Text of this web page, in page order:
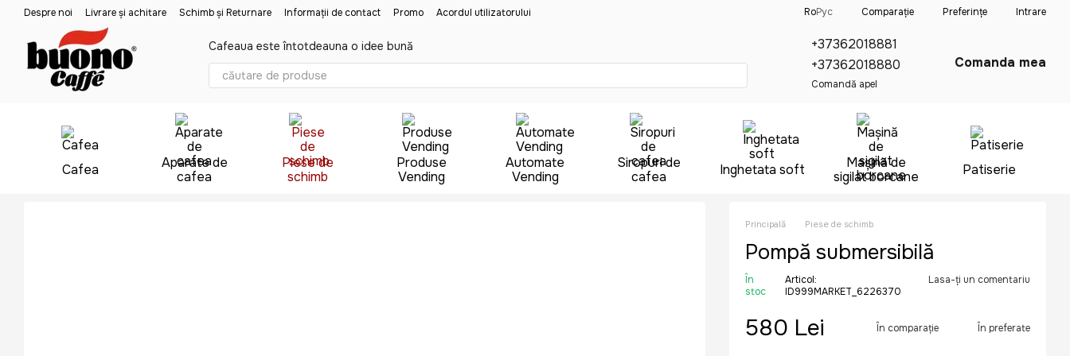
Mergi la conținutul principal
Despre noi Livrare și achitare Schimb și Returnare Informații de contact Promo Acordul utilizatorului RoРус Comparație Preferințe Intrare
Cafeaua este întotdeauna o idee bună
+37362018881
+37362018880
Comandă apel
Comanda mea
Cafea
Aparate de
cafea
Piese de
schimb
Produse
Vending
Automate
Vending
Siropuri de
cafea
Inghetata soft
Mașină de
sigilat borcane
Patiserie
Principală Piese de schimb
Pompă submersibilă
În
stoc
Articol:
ID999MARKET_6226370
Lasa-ți un comentariu
580 Lei În comparație În preferate